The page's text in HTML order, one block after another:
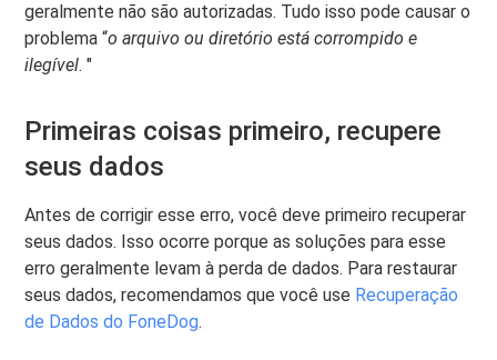
geralmente não são autorizadas. Tudo isso pode causar o
problema “o arquivo ou diretório está corrompido e
ilegível. "
Primeiras coisas primeiro, recupere
seus dados
Antes de corrigir esse erro, você deve primeiro recuperar
seus dados. Isso ocorre porque as soluções para esse
erro geralmente levam à perda de dados. Para restaurar
seus dados, recomendamos que você use Recuperação
de Dados do FoneDog.